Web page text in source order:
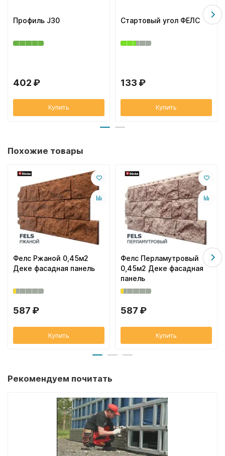
Профиль J30
402 ₽
Купить
Стартовый угол ФЕЛС
133 ₽
Купить
Похожие товары
Фелс Ржаной 0,45м2
Деке фасадная панель
587 ₽
Купить
Фелс Перламутровый
0,45м2 Деке фасадная
панель
587 ₽
Купить
Рекомендуем почитать